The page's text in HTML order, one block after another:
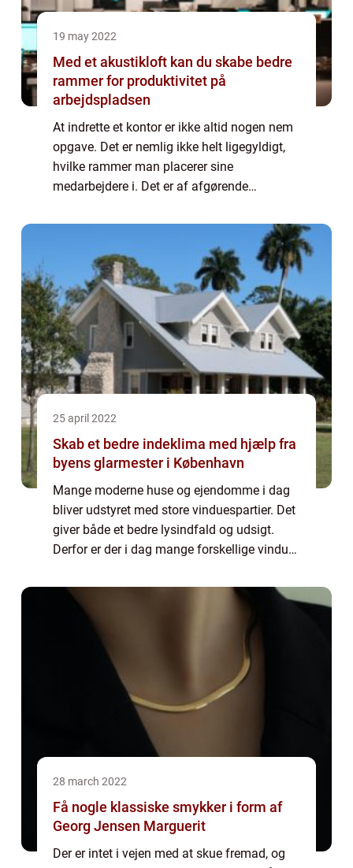
19 may 2022
Med et akustikloft kan du skabe bedre
rammer for produktivitet på
arbejdspladsen
At indrette et kontor er ikke altid nogen nem
opgave. Det er nemlig ikke helt ligegyldigt,
hvilke rammer man placerer sine
medarbejdere i. Det er af afgørende
for mentalt velvære og plads til både
25 april 2022
Skab et bedre indeklima med hjælp fra
byens glarmester i København
Mange moderne huse og ejendomme i dag
bliver udstyret med store vinduespartier. Det
giver både et bedre lysindfald og udsigt.
Derfor er der i dag mange forskellige vinduer,
bygge et nyt hus, sommerhus eller...
28 march 2022
Få nogle klassiske smykker i form af
Georg Jensen Marguerit
Der er intet i vejen med at skue fremad, og